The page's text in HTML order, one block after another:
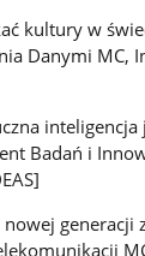
kultury w
Danymi MC,
inteligencja
Badań i
nowej generacji